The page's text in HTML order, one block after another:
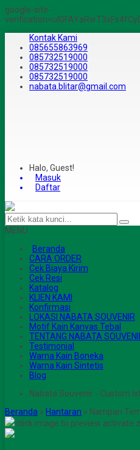
google-site-
Kontak Kami
085655863969
085732519000
085732519000
085732519000
nabata.blitar@gmail.com
Halo, Guest!
Masuk
Daftar
MENU
Beranda
CARA ORDER
Cek Biaya Kirim
Cek Resi
Katalog
KLIEN KAMI
Konfirmasi
LOKASI NABATA SOUVENIR
Motif Kain Kanvas Tebal
TENTANG NABATA
Testimonial
Warna Kain Boneka
Warna Kain Sintetis
Blog
Nabata Souvenir - Custom
Beranda » Hantaran » Nampan
click image to preview activate